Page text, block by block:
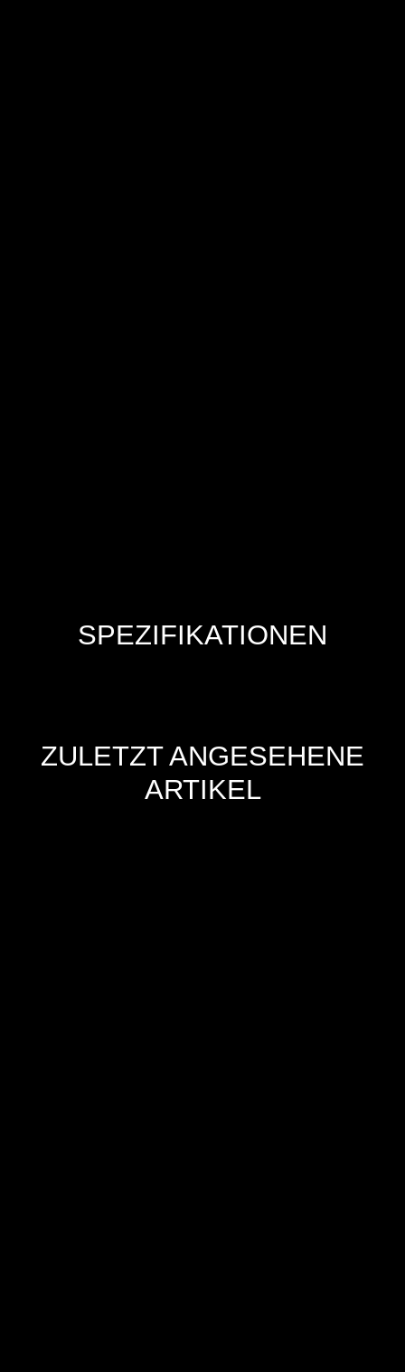
SPEZIFIKATIONEN
ZULETZT ANGESEHENE
ARTIKEL